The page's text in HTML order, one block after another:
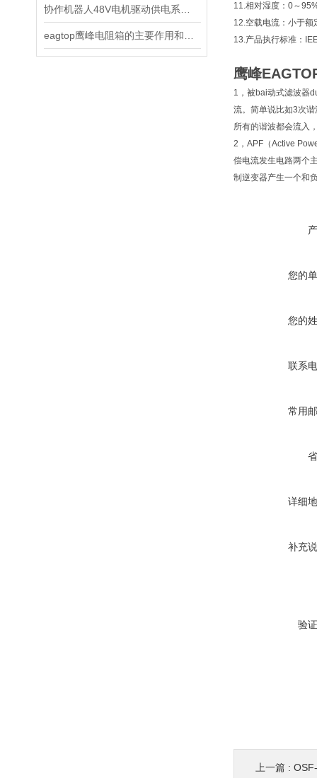
11.相对湿度：0～
12.空载电流：小于额
13.产品执行标准：
鹰峰
1，被bai动式滤波器
流。简单说比如3次
所有的谐波都会流入
2，APF（Active
偿电流发生电路两个
制逆变器产生一个和
您的
您的
联系
常用
详细
补充
验
上一篇 : OSF-